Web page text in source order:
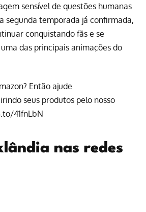
sensível de questões humanas
segunda temporada já confirmada,
conquistando fãs e se
das principais animações do
Então ajude
seus produtos pelo nosso
41fnLbN
nas redes